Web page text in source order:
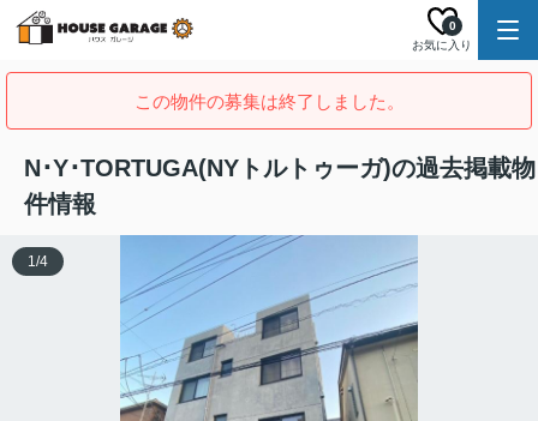
お気に入り
0
この物件の募集は終了しました。
N･Y･TORTUGA(NYトルトゥーガ)の過去掲載物
件情報
1/4